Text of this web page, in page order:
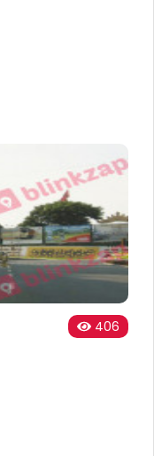
406